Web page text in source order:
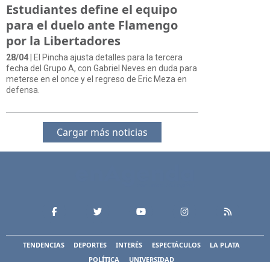
Estudiantes define el equipo
para el duelo ante Flamengo
por la Libertadores
28/04 | El Pincha ajusta detalles para la tercera
fecha del Grupo A, con Gabriel Neves en duda para
meterse en el once y el regreso de Eric Meza en
defensa.
Cargar más noticias
TENDENCIAS DEPORTES INTERÉS ESPECTÁCULOS
LA PLATA
POLÍTICA
UNIVERSIDAD